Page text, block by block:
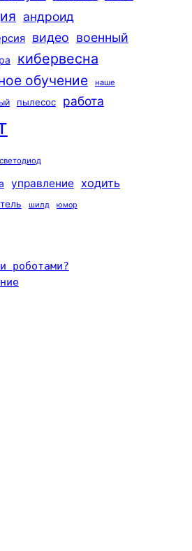
андроид
видео военный
кибервесна
обучение наше
пылесос работа
светодиод
управление ходить
шилд юмор
роботами?